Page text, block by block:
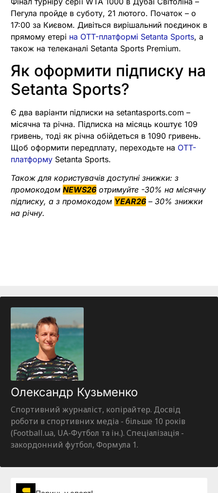
Пегула пройде в суботу, 21 лютого. Початок – о
17:00 за Києвом. Дивіться вирішальний поєдинок в
прямому етері на OTT-платформі Setanta Sports, а
також на телеканалі Setanta Sports Premium.
Як оформити підписку на
Setanta Sports?
Є два варіанти підписки на setantasports.com –
місячна та річна. Підписка на місяць коштує 109
гривень, тоді як річна обійдеться в 1090 гривень.
Щоб оформити передплату, переходьте на OTT-
платформу Setanta Sports.
Також для користувачів доступні знижки: з
промокодом NEWS26отримуйте -30% на місячну
підписку, а з промокодом YEAR26– 30% знижки
на річну.
Олександр Кузьменко
Спортивний журналіст, копірайтер. Досвід
роботи в спортивних медіа - більше 10 років
(Football.ua, UA-Футбол та ін.). Спеціалізація -
закордонний футбол, Формула 1.